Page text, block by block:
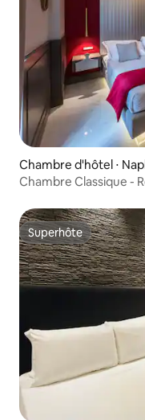
Chambre d'hôtel ⋅
Chambre Classique -
Superhôte
Superhôte